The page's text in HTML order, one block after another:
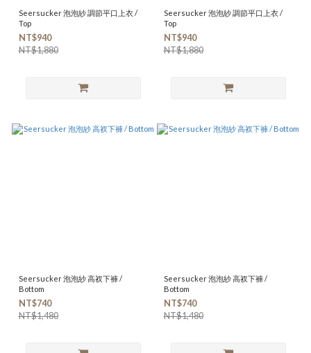
Seersucker 泡泡紗 調節平口上衣 /
Top
NT$940
NT$1,880
Seersucker 泡泡紗 調節平口上衣 /
Top
NT$940
NT$1,880
Seersucker 泡泡紗 高衩下褲 /
Bottom
NT$740
NT$1,480
Seersucker 泡泡紗 高衩下褲 /
Bottom
NT$740
NT$1,480